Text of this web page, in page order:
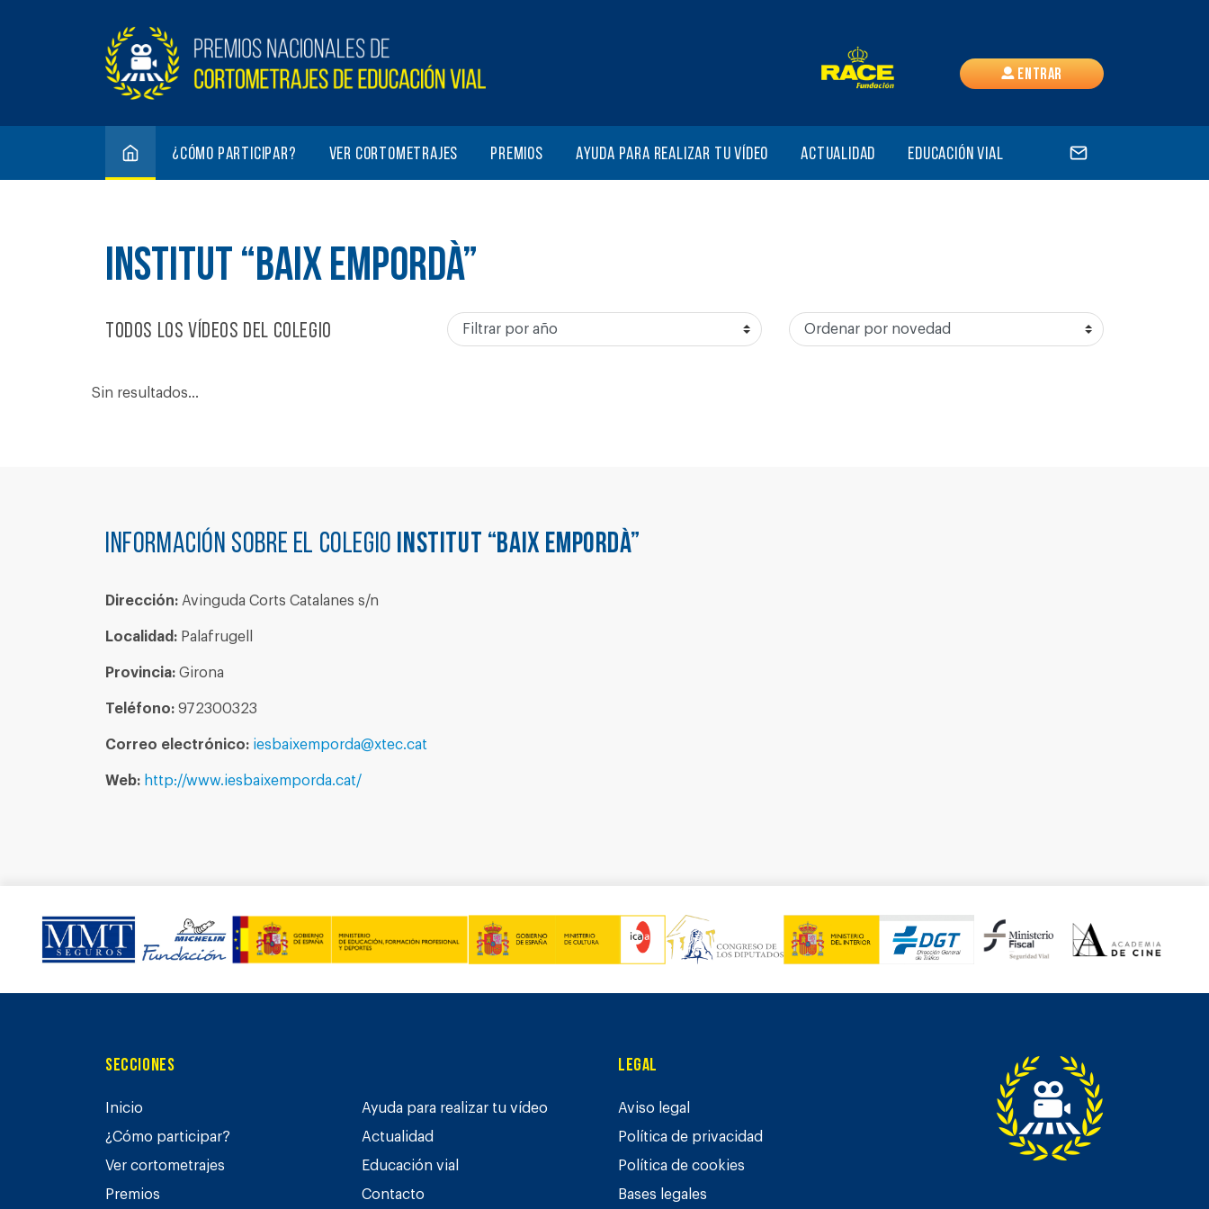
Entrar
¿Cómo participar? Ver cortometrajes Premios Ayuda para realizar tu vídeo Actualidad Educación vial
INSTITUT “BAIX EMPORDÀ”
Todos los vídeos del colegio
Sin resultados...
Información sobre el colegio INSTITUT “BAIX EMPORDÀ”
Dirección: Avinguda Corts Catalanes s/n
Localidad: Palafrugell
Provincia: Girona
Teléfono: 972300323
Correo electrónico: iesbaixemporda@xtec.cat
Web: http://www.iesbaixemporda.cat/
Secciones
Inicio
¿Cómo participar?
Ver cortometrajes
Premios
Ayuda para realizar tu vídeo
Actualidad
Educación vial
Contacto
Legal
Aviso legal
Política de privacidad
Política de cookies
Bases legales